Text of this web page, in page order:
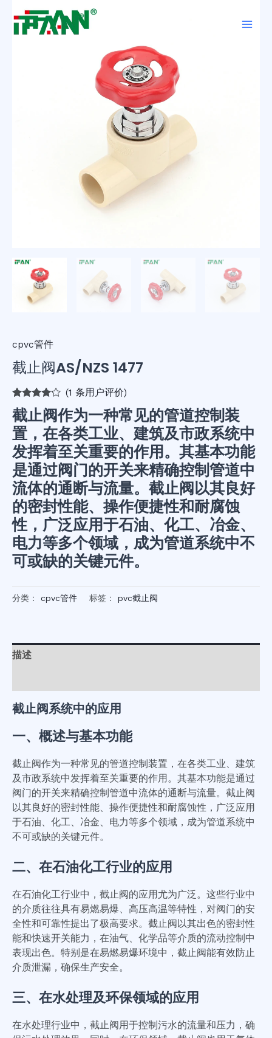
cpvc管件
截止阀AS/NZS 1477
评级 4.00
/ 5，已有
1
位客户进
行了评价
(1 条用户评价)
截止阀作为一种常见的管道控制装
置，在各类工业、建筑及市政系统中
发挥着至关重要的作用。其基本功能
是通过阀门的开关来精确控制管道中
流体的通断与流量。截止阀以其良好
的密封性能、操作便捷性和耐腐蚀
性，广泛应用于石油、化工、冶金、
电力等多个领域，成为管道系统中不
可或缺的关键元件。
分类： cpvc管件 标签： pvc截止阀
描述
截止阀系统中的应用
一、概述与基本功能
截止阀作为一种常见的管道控制装置，在各类工业、建筑
及市政系统中发挥着至关重要的作用。其基本功能是通过
阀门的开关来精确控制管道中流体的通断与流量。截止阀
以其良好的密封性能、操作便捷性和耐腐蚀性，广泛应用
于石油、化工、冶金、电力等多个领域，成为管道系统中
不可或缺的关键元件。
二、在石油化工行业的应用
在石油化工行业中，截止阀的应用尤为广泛。这些行业中
的介质往往具有易燃易爆、高压高温等特性，对阀门的安
全性和可靠性提出了极高要求。截止阀以其出色的密封性
能和快速开关能力，在油气、化学品等介质的流动控制中
表现出色。特别是在易燃易爆环境中，截止阀能有效防止
介质泄漏，确保生产安全。
三、在水处理及环保领域的应用
在水处理行业中，截止阀用于控制污水的流量和压力，确